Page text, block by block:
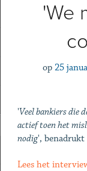
'We
op 25
'Veel bankiers die
actief toen het
nodig', benadrukt
Lees het